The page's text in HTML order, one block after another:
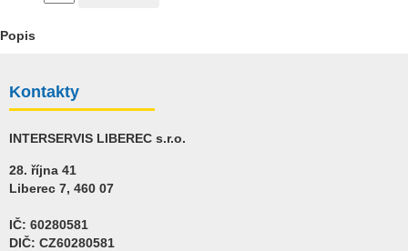
Popis
Kontakty
INTERSERVIS LIBEREC s.r.o.
28. října 41
Liberec 7, 460 07
IČ: 60280581
DIČ: CZ60280581